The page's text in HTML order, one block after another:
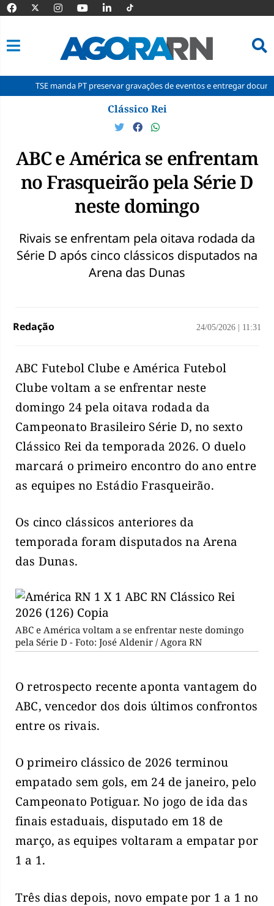
manda PT preservar gravações de eventos e entregar documentos à
Clássico Rei
ABC e América se enfrentam
no Frasqueirão pela Série D
neste domingo
Rivais se enfrentam pela oitava rodada da
Série D após cinco clássicos disputados na
Arena das Dunas
Redação 24/05/2026 11:31
ABC Futebol Clube e América Futebol
Clube voltam a se enfrentar neste
domingo 24 pela oitava rodada da
Campeonato Brasileiro Série D, no sexto
Clássico Rei da temporada 2026. O duelo
marcará o primeiro encontro do ano entre
as equipes no Estádio Frasqueirão.
Os cinco clássicos anteriores da
temporada foram disputados na Arena
das Dunas.
ABC e América voltam a se enfrentar neste domingo
pela Série D - Foto: José Aldenir / Agora RN
O retrospecto recente aponta vantagem do
ABC, vencedor dos dois últimos confrontos
entre os rivais.
O primeiro clássico de 2026 terminou
empatado sem gols, em 24 de janeiro, pelo
Campeonato Potiguar. No jogo de ida das
finais estaduais, disputado em 18 de
março, as equipes voltaram a empatar por
1 a 1.
Três dias depois, novo empate por 1 a 1 no